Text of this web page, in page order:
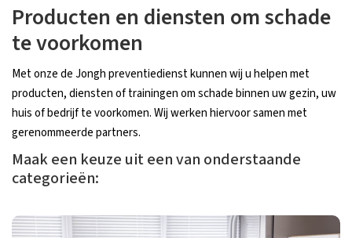
Producten en diensten om schade
te voorkomen
Met onze de Jongh preventiedienst kunnen wij u helpen met
producten, diensten of trainingen om schade binnen uw gezin, uw
huis of bedrijf te voorkomen. Wij werken hiervoor samen met
gerenommeerde partners.
Maak een keuze uit een van onderstaande
categorieën: